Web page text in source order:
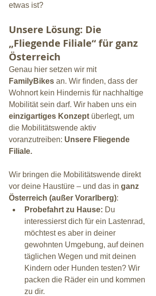
etwas ist?
Unsere Lösung: Die
„Fliegende Filiale“ für ganz
Österreich
Genau hier setzen wir mit
FamilyBikes an. Wir finden, dass der
Wohnort kein Hindernis für nachhaltige
Mobilität sein darf. Wir haben uns ein
einzigartiges Konzept überlegt, um
die Mobilitätswende aktiv
voranzutreiben: Unsere Fliegende
Filiale.
Wir bringen die Mobilitätswende direkt
vor deine Haustüre – und das in ganz
Österreich (außer Vorarlberg):
Probefahrt zu Hause: Du
interessierst dich für ein Lastenrad,
möchtest es aber in deiner
gewohnten Umgebung, auf deinen
täglichen Wegen und mit deinen
Kindern oder Hunden testen? Wir
packen die Räder ein und kommen
zu dir.